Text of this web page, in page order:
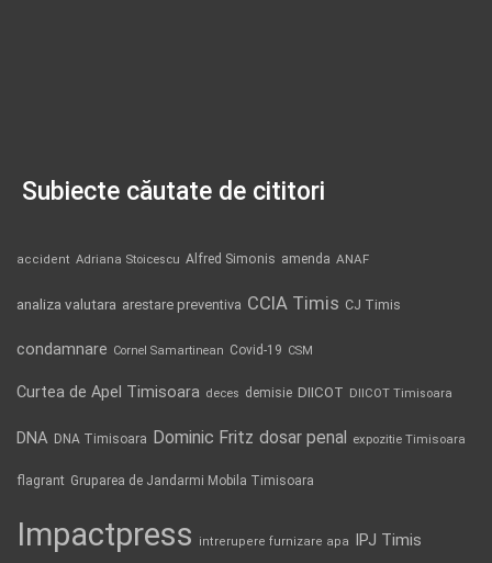
Subiecte căutate de cititori
accident Adriana Stoicescu Alfred Simonis amenda ANAF
analiza valutara arestare preventiva CCIA Timis CJ Timis
condamnare Cornel Samartinean Covid-19 CSM
Curtea de Apel Timisoara deces demisie DIICOT DIICOT Timisoara
DNA DNA Timisoara Dominic Fritz dosar penal expozitie Timisoara
flagrant Gruparea de Jandarmi Mobila Timisoara
Impactpress intrerupere furnizare apa IPJ Timis